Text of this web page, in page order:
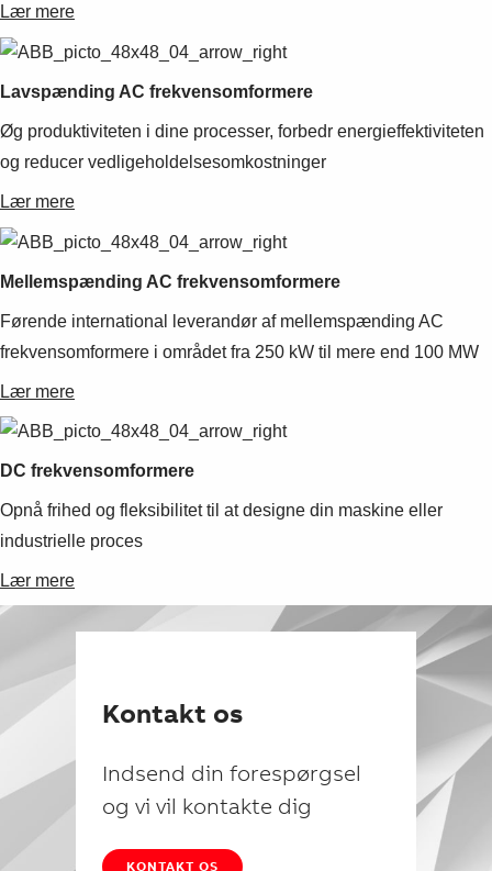
Lær mere
Lavspænding AC frekvensomformere
Øg produktiviteten i dine processer, forbedr energieffektiviteten
og reducer vedligeholdelsesomkostninger
Lær mere
Mellemspænding AC frekvensomformere
Førende international leverandør af mellemspænding AC
frekvensomformere i området fra 250 kW til mere end 100 MW
Lær mere
DC frekvensomformere
Opnå frihed og fleksibilitet til at designe din maskine eller
industrielle proces
Lær mere
Kontakt os
Indsend din forespørgsel
og vi vil kontakte dig
KONTAKT OS